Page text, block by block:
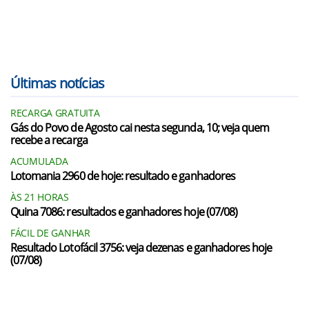
Últimas notícias
RECARGA GRATUITA
Gás do Povo de Agosto cai nesta segunda, 10; veja quem
recebe a recarga
ACUMULADA
Lotomania 2960 de hoje: resultado e ganhadores
ÀS 21 HORAS
Quina 7086: resultados e ganhadores hoje (07/08)
FÁCIL DE GANHAR
Resultado Lotofácil 3756: veja dezenas e ganhadores hoje
(07/08)